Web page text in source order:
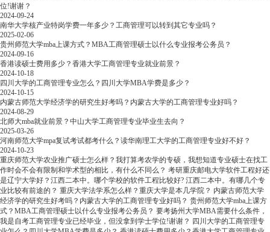
位!谢谢？
2024-09-24
南华大学核产业特岗学费一年多少？工商管理可以转到其它专业吗？
2025-02-06
贵州师范大学mba上课方式？MBA工商管理硕士以什么专业报考公务员？
2024-09-16
香港读硕士费用多少？香港大学工商管理专业就业前景？
2024-10-18
四川大学的工商管理专业怎么？四川大学MBA学费是多少？
2024-10-15
内蒙古师范大学经济学的研究生好考吗？内蒙古大学的工商管理专业好吗？
2024-08-29
北师大mba就业前景？中山大学工商管理专业毕业生去向？
2025-03-26
河南师范大学mpa复试考试都考什么？读华南理工大学的工商管理专业好不好？
2024-10-23
重庆师范大学农业推广硕士怎么样？我打算考农学的专硕，我想知道专业硕士在找工
作时会不会有限制和学术型的相比，有什么不同么？ 考研重庆邮电大学软件工程好还
是辽宁大学好？江西二本中。哪个学校的软件工程比较好? 江西二本中。有哪几个专
业比较有前途的？ 重庆大学法学系怎么样？重庆大学是本几学院？ 内蒙古师范大学
经济学的研究生好考吗？内蒙古大学的工商管理专业好吗？ 贵州师范大学mba上课方
式？MBA工商管理硕士以什么专业报考公务员？ 要考扬州大学MBA需要什么条件，
我是自考工商管理专业已经毕业，但没拿到学士学位!谢谢？ 四川大学的工商管理专